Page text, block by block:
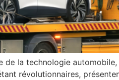
de la technologie
révolutionnaires,